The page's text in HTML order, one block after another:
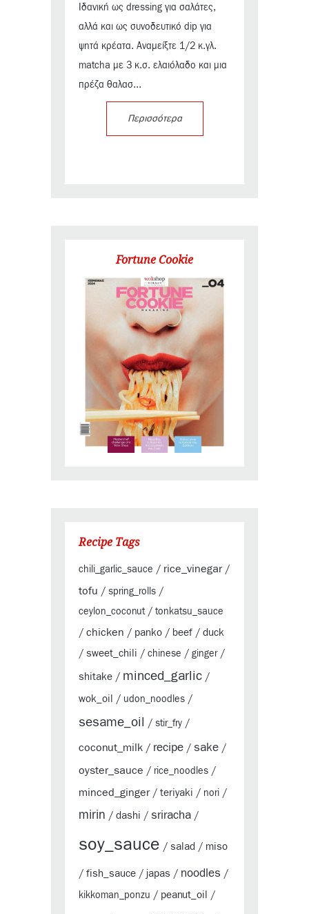
Ιδανική ως dressing για σαλάτες,
αλλά και ως συνοδευτικό dip για
ψητά κρέατα. Αναμείξτε 1/2 κ.γλ.
matcha με 3 κ.σ. ελαιόλαδο και μια
πρέζα θαλασ...
Περισσότερα
Fortune Cookie
Recipe Tags
chili_garlic_sauce / rice_vinegar/
tofu / spring_rolls /
ceylon_coconut/ tonkatsu_sauce
/ chicken / panko / beef / duck
/ sweet_chili / chinese / ginger/
shitake / minced_garlic /
wok_oil / udon_noodles /
sesame_oil / stir_fry /
coconut_milk / recipe / sake /
oyster_sauce / rice_noodles /
minced_ginger/ teriyaki / nori /
mirin / dashi / sriracha /
soy_sauce / salad / miso
/ fish_sauce / japas / noodles /
kikkoman_ponzu / peanut_oil /